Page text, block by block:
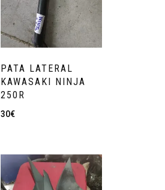
PATA LATERAL
KAWASAKI NINJA
250R
30€